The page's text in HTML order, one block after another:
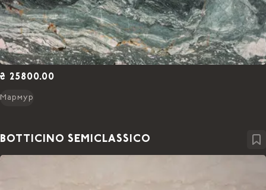
₴ 25800.00
Мармур
BOTTICINO SEMICLASSICO